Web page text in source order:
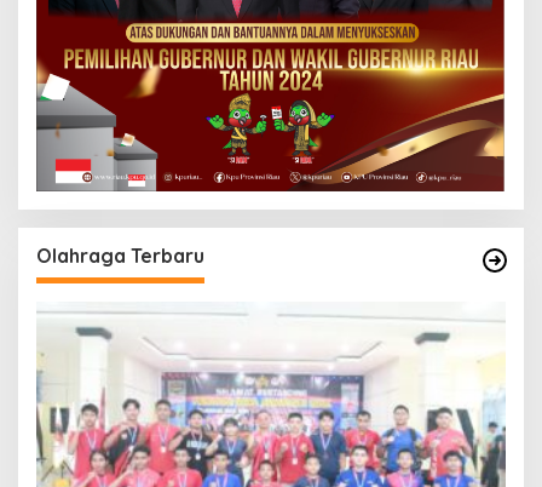
Olahraga Terbaru